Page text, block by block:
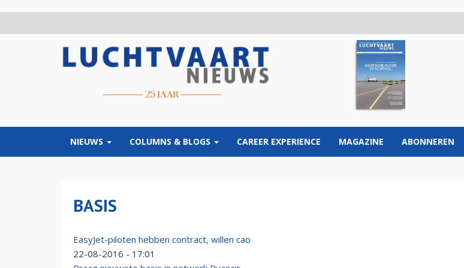
NIEUWS COLUMNS & BLOGS CAREER EXPERIENCE MAGAZINE ABONNEREN
BASIS
EasyJet-piloten hebben contract, willen cao
22-08-2016 - 17:01